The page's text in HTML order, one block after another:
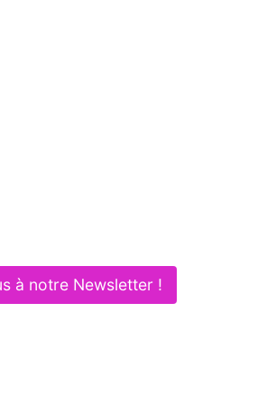
à notre Newsletter !